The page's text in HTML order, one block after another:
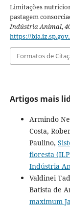
Limitações
pastagem
Indústria Animal,
https://
Formatos de
Artigos mais
Armindo
Costa,
Paulino,
floresta
Indústria
Valdinei
Batista de
maximum